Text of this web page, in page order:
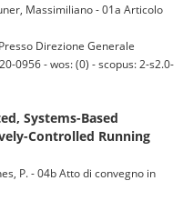
Massimiliano - 01a Articolo
Presso Direzione Generale
0956 - wos: (0) - scopus: 2-s2.0-
Systems-Based
Controlled Running
P. - 04b Atto di convegno in